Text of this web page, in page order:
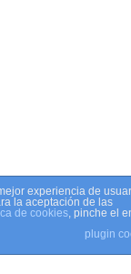
experiencia de
la aceptación de las
de cookies , pinche el
plugin